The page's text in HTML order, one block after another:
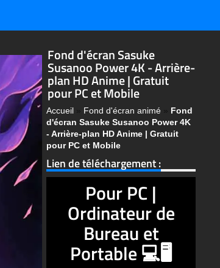
Fond d'écran Sasuke
Susanoo Power 4K - Arrière-
plan HD Anime | Gratuit
pour PC et Mobile
Accueil » Fond d'écran animé » Fond
d'écran Sasuke Susanoo Power 4K
- Arrière-plan HD Anime | Gratuit
pour PC et Mobile
Lien de téléchargement :
Pour PC |
Ordinateur de
Bureau et
Portable 💻🖥️